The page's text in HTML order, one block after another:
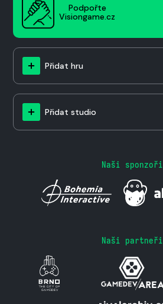
Podpořte
Visiongame.cz
Přidat hru
Přidat studio
Naši sponzoři
Naši partneři